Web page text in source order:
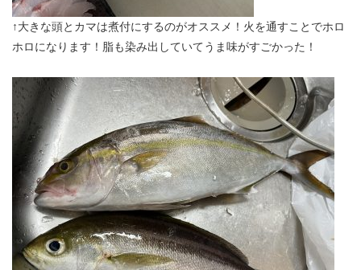
↑大きな頭とカマは煮付にするのがオススメ！火を通すことでホロ
ホロになります！脂も染み出していてうま味がすごかった！